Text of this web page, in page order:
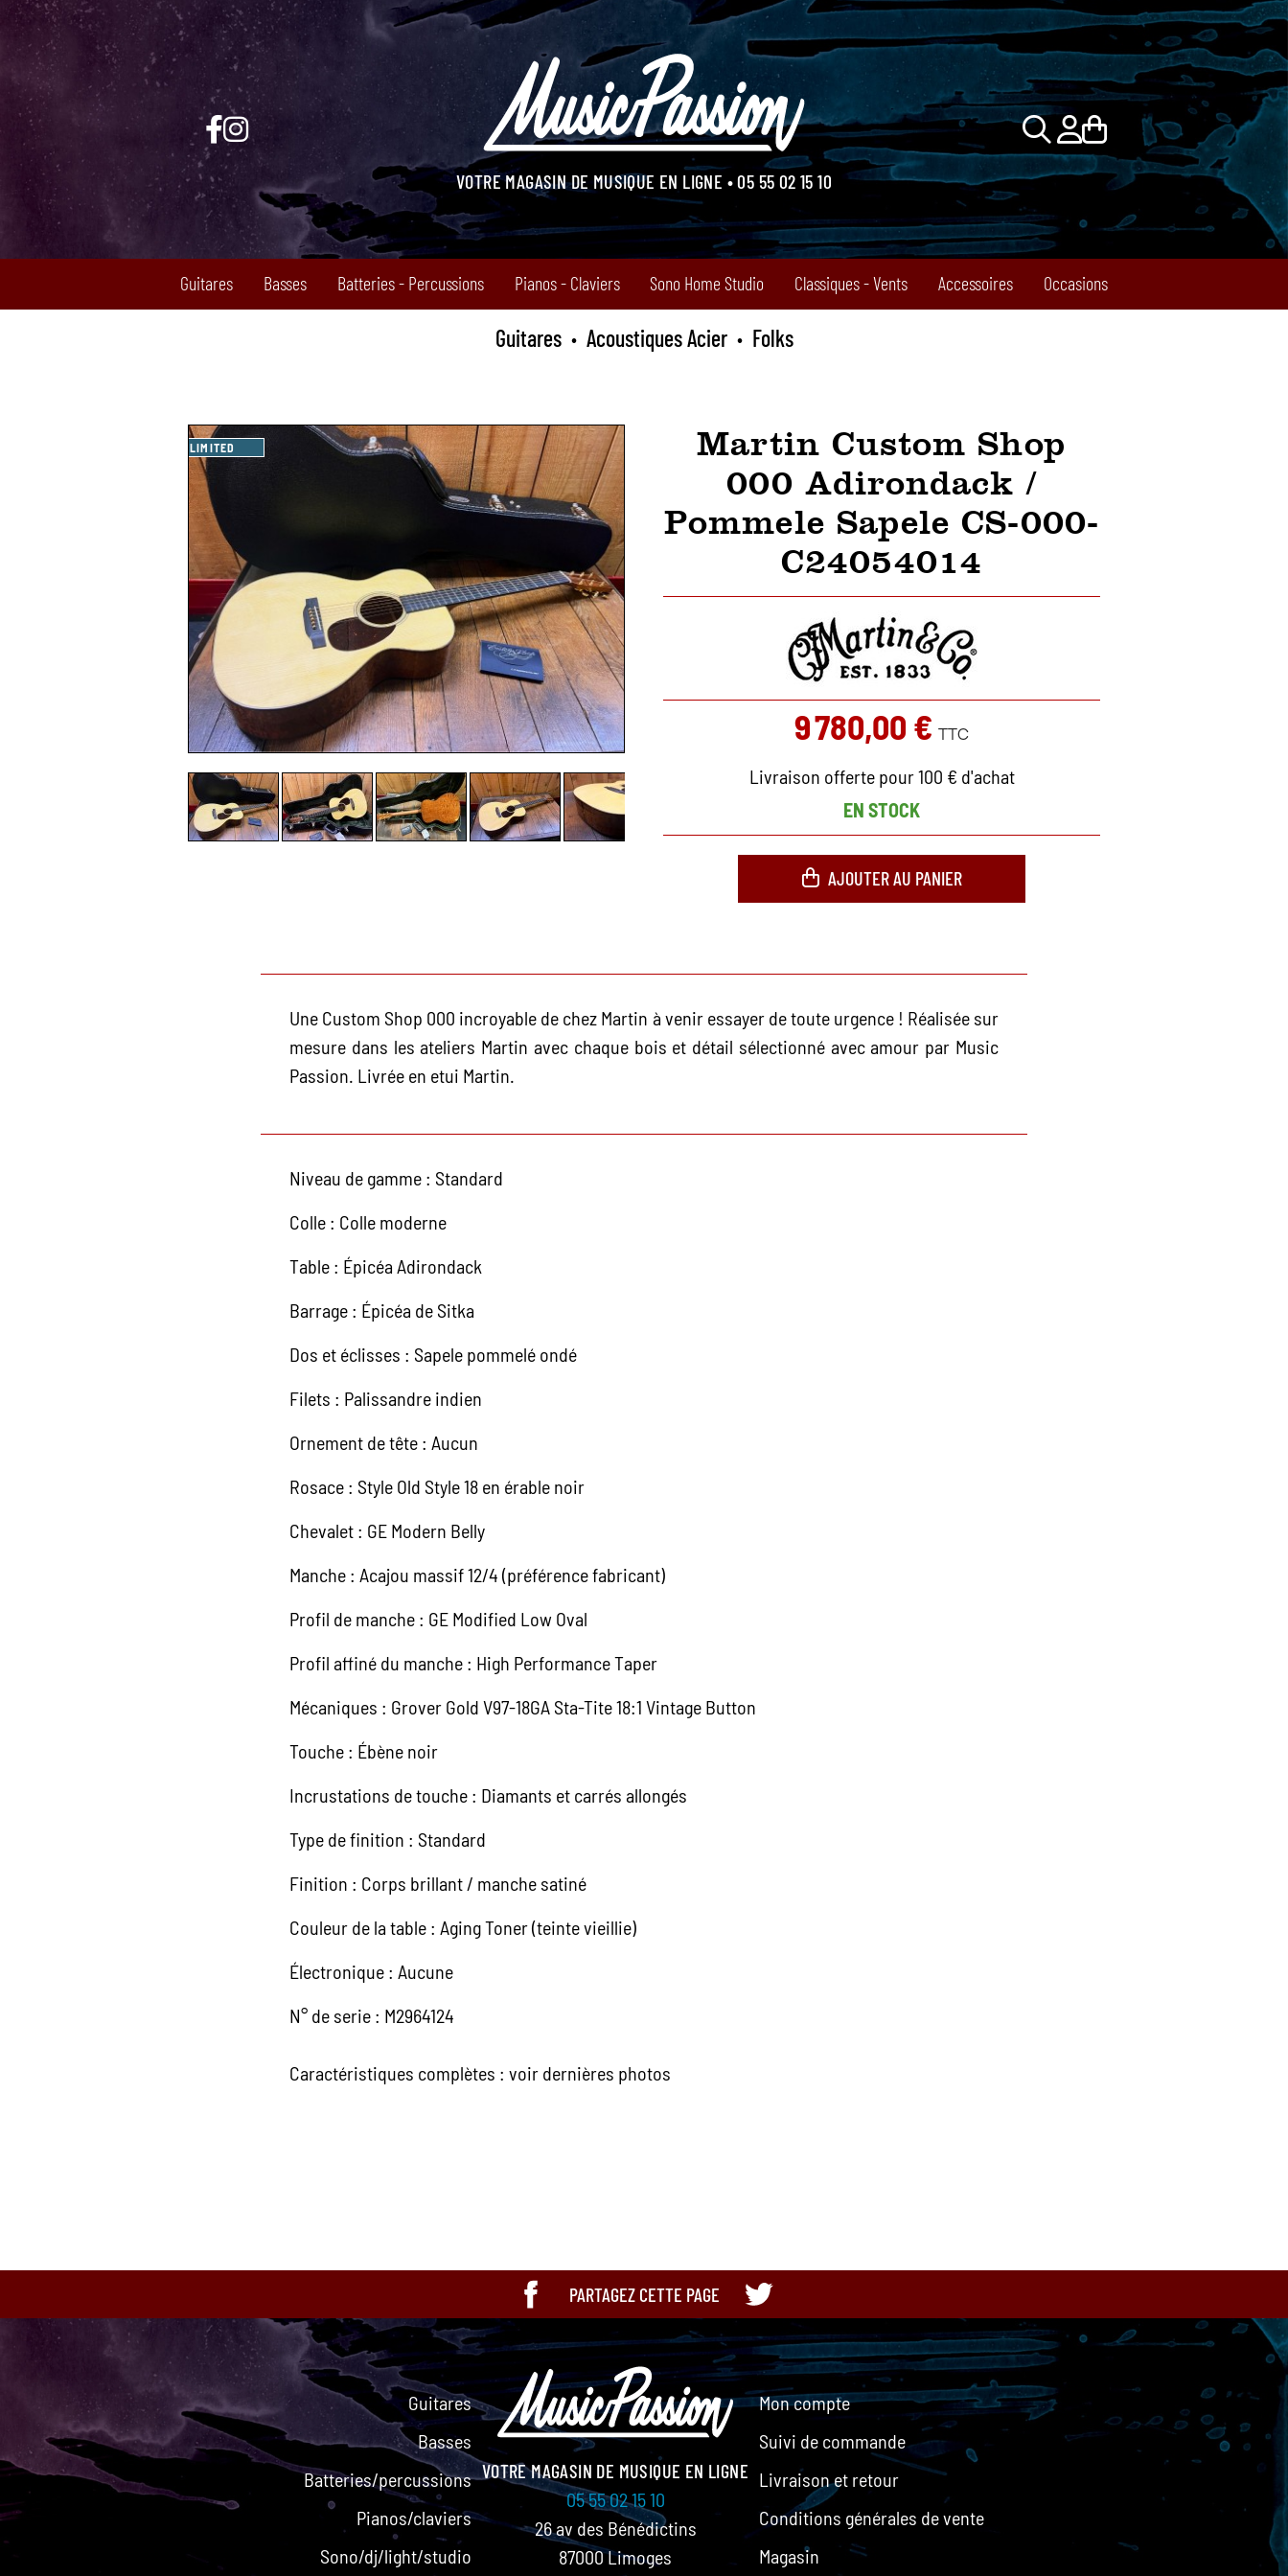
VOTRE MAGASIN DE MUSIQUE EN LIGNE • 05 55 02 15 10
Guitares Basses Batteries - Percussions Pianos - Claviers Sono Home Studio Classiques - Vents Accessoires Occasions
Guitares • Acoustiques Acier • Folks
LIMITED
Martin Custom Shop
000 Adirondack /
Pommele Sapele CS-000-
C24054014
9 780,00 € TTC
Livraison offerte pour 100 € d'achat
EN STOCK
AJOUTER AU PANIER
Une Custom Shop 000 incroyable de chez Martin à venir essayer de toute urgence ! Réalisée sur
mesure dans les ateliers Martin avec chaque bois et détail sélectionné avec amour par Music
Passion. Livrée en etui Martin.
Niveau de gamme : Standard
Colle : Colle moderne
Table : Épicéa Adirondack
Barrage : Épicéa de Sitka
Dos et éclisses : Sapele pommelé ondé
Filets : Palissandre indien
Ornement de tête : Aucun
Rosace : Style Old Style 18 en érable noir
Chevalet : GE Modern Belly
Manche : Acajou massif 12/4 (préférence fabricant)
Profil de manche : GE Modified Low Oval
Profil affiné du manche : High Performance Taper
Mécaniques : Grover Gold V97-18GA Sta-Tite 18:1 Vintage Button
Touche : Ébène noir
Incrustations de touche : Diamants et carrés allongés
Type de finition : Standard
Finition : Corps brillant / manche satiné
Couleur de la table : Aging Toner (teinte vieillie)
Électronique : Aucune
N° de serie : M2964124
Caractéristiques complètes : voir dernières photos
PARTAGEZ CETTE PAGE
Guitares
Basses
Batteries/percussions
Pianos/claviers
Sono/dj/light/studio
VOTRE MAGASIN DE MUSIQUE EN LIGNE
05 55 02 15 10
26 av des Bénédictins
87000 Limoges
Mon compte
Suivi de commande
Livraison et retour
Conditions générales de vente
Magasin